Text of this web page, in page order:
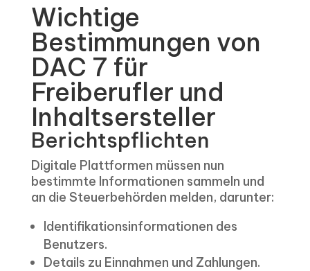
Wichtige
Bestimmungen von
DAC 7 für
Freiberufler und
Inhaltsersteller
Berichtspflichten
Digitale Plattformen müssen nun
bestimmte Informationen sammeln und
an die Steuerbehörden melden, darunter:
Identifikationsinformationen des
Benutzers.
Details zu Einnahmen und Zahlungen.